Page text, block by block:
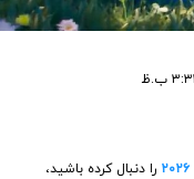
را دنبال کرده باشید،